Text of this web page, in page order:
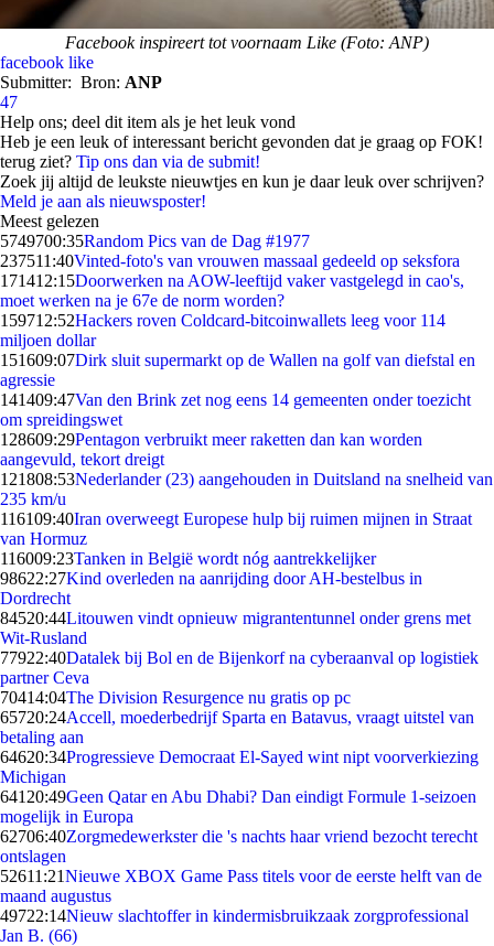
Facebook inspireert tot voornaam Like (Foto: ANP)
facebook like
Submitter: Bron: ANP
47
Help ons; deel dit item als je het leuk vond
Heb je een leuk of interessant bericht gevonden dat je graag op FOK!
terug ziet? Tip ons dan via de submit!
Zoek jij altijd de leukste nieuwtjes en kun je daar leuk over schrijven?
Meld je aan als nieuwsposter!
Meest gelezen
5749700:35Random Pics van de Dag #1977
237511:40Vinted-foto's van vrouwen massaal gedeeld op seksfora
171412:15Doorwerken na AOW-leeftijd vaker vastgelegd in cao's,
moet werken na je 67e de norm worden?
159712:52Hackers roven Coldcard-bitcoinwallets leeg voor 114
miljoen dollar
151609:07Dirk sluit supermarkt op de Wallen na golf van diefstal en
agressie
141409:47Van den Brink zet nog eens 14 gemeenten onder toezicht
om spreidingswet
128609:29Pentagon verbruikt meer raketten dan kan worden
aangevuld, tekort dreigt
121808:53Nederlander (23) aangehouden in Duitsland na snelheid van
235 km/u
116109:40Iran overweegt Europese hulp bij ruimen mijnen in Straat
van Hormuz
116009:23Tanken in België wordt nóg aantrekkelijker
98622:27Kind overleden na aanrijding door AH-bestelbus in
Dordrecht
84520:44Litouwen vindt opnieuw migrantentunnel onder grens met
Wit-Rusland
77922:40Datalek bij Bol en de Bijenkorf na cyberaanval op logistiek
partner Ceva
70414:04The Division Resurgence nu gratis op pc
65720:24Accell, moederbedrijf Sparta en Batavus, vraagt uitstel van
betaling aan
64620:34Progressieve Democraat El-Sayed wint nipt voorverkiezing
Michigan
641 20:49Geen Qatar en Abu Dhabi? Dan eindigt Formule 1-seizoen
mogelijk in Europa
62706:40Zorgmedewerkster die 's nachts haar vriend bezocht terecht
ontslagen
52611:21Nieuwe XBOX Game Pass titels voor de eerste helft van de
maand augustus
49722:14Nieuw slachtoffer in kindermisbruikzaak zorgprofessional
Jan B. (66)